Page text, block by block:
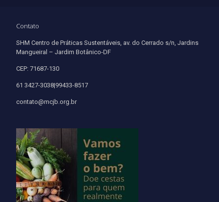
Contato
SHM Centro de Práticas Sustentáveis, av. do Cerrado s/n, Jardins
Mangueiral – Jardim Botânico-DF
CEP: 71687-130
61 3427-3038|99433-8517
contato@mcjb.org.br